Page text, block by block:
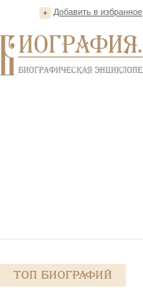
Добавить в избранное
Топ Биографий